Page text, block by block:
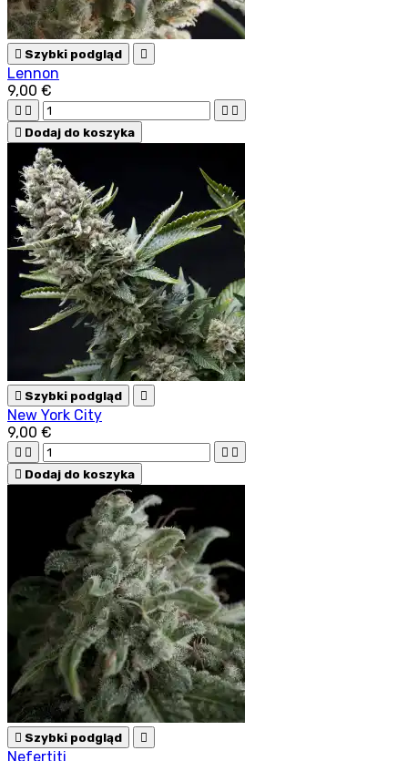
 Szybki podgląd 
Lennon
9,00 €
   
 Dodaj do koszyka
 Szybki podgląd 
New York City
9,00 €
   
 Dodaj do koszyka
 Szybki podgląd 
Nefertiti